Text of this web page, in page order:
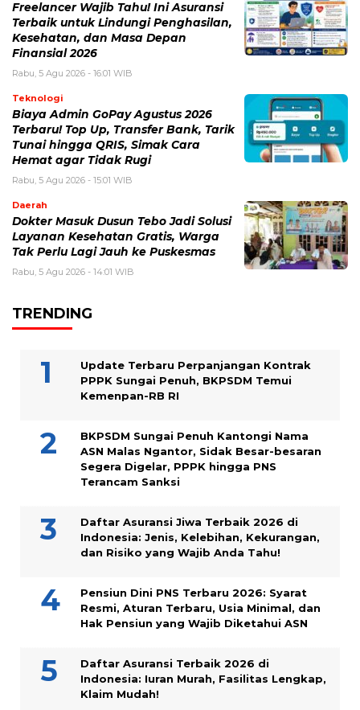
Freelancer Wajib Tahu! Ini Asuransi
Terbaik untuk Lindungi Penghasilan,
Kesehatan, dan Masa Depan
Finansial 2026
Rabu, 5 Agu 2026 - 16:01 WIB
Teknologi
Biaya Admin GoPay Agustus 2026
Terbaru! Top Up, Transfer Bank, Tarik
Tunai hingga QRIS, Simak Cara
Hemat agar Tidak Rugi
Rabu, 5 Agu 2026 - 15:01 WIB
Daerah
Dokter Masuk Dusun Tebo Jadi Solusi
Layanan Kesehatan Gratis, Warga
Tak Perlu Lagi Jauh ke Puskesmas
Rabu, 5 Agu 2026 - 14:01 WIB
TRENDING
Update Terbaru Perpanjangan Kontrak
PPPK Sungai Penuh, BKPSDM Temui
Kemenpan-RB RI
BKPSDM Sungai Penuh Kantongi Nama
ASN Malas Ngantor, Sidak Besar-besaran
Segera Digelar, PPPK hingga PNS
Terancam Sanksi
Daftar Asuransi Jiwa Terbaik 2026 di
Indonesia: Jenis, Kelebihan, Kekurangan,
dan Risiko yang Wajib Anda Tahu!
Pensiun Dini PNS Terbaru 2026: Syarat
Resmi, Aturan Terbaru, Usia Minimal, dan
Hak Pensiun yang Wajib Diketahui ASN
Daftar Asuransi Terbaik 2026 di
Indonesia: Iuran Murah, Fasilitas Lengkap,
Klaim Mudah!